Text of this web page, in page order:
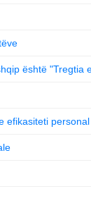
është "Tregtia
efikasiteti personal